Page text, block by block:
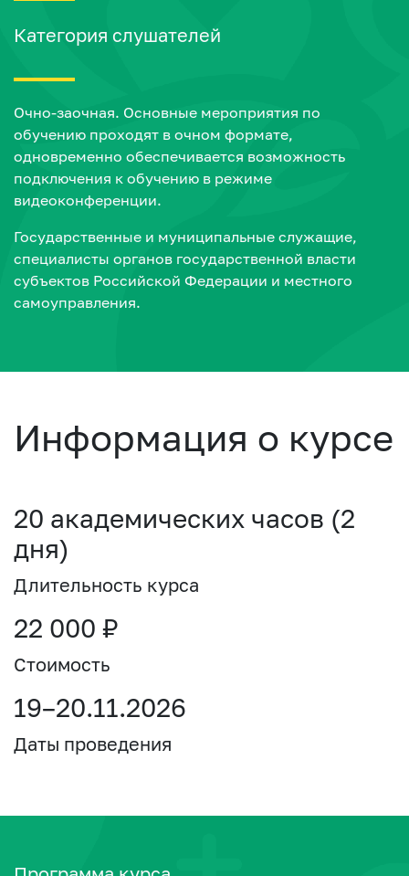
Категория слушателей
Очно-заочная. Основные мероприятия по
обучению проходят в очном формате,
одновременно обеспечивается возможность
подключения к обучению в режиме
видеоконференции.
Государственные и муниципальные служащие,
специалисты органов государственной власти
субъектов Российской Федерации и местного
самоуправления.
Информация о курсе
20 академических часов (2
дня)
Длительность курса
22 000 ₽
Стоимость
19–20.11.2026
Даты проведения